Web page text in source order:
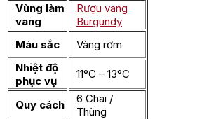
Vùng làm
vang
Rượu vang
Burgundy
Màu sắc
Vàng rơm
Nhiệt độ
phục vụ
11°C – 13°C
Quy cách
6 Chai /
Thùng